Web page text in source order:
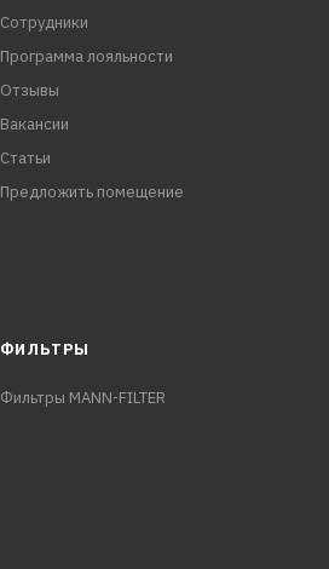
Сотрудники
Программа лояльности
Отзывы
Вакансии
Статьи
Предложить помещение
ФИЛЬТРЫ
Фильтры MANN-FILTER